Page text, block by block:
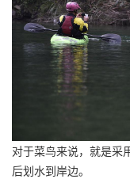
对于菜鸟来说，就是采
后划水到岸边。